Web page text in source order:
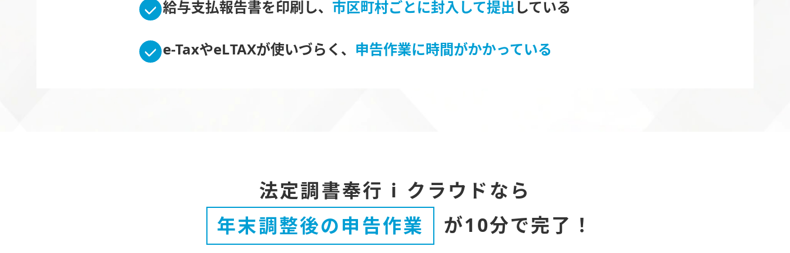
給与支払報告書を印刷し、 市区町村ごとに封入して提出 している
e-TaxやeLTAXが使いづらく、 申告作業に時間がかかっている
法定調書奉行 i クラウドなら
年末調整後の申告作業
が10分で完了！